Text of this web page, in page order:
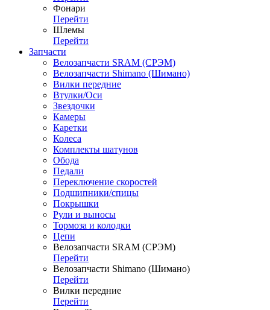
Фонари
Перейти
Шлемы
Перейти
Запчасти
Велозапчасти SRAM (СРЭМ)
Велозапчасти Shimano (Шимано)
Вилки передние
Втулки/Оси
Звездочки
Камеры
Каретки
Колеса
Комплекты шатунов
Обода
Педали
Переключение скоростей
Подшипники/спицы
Покрышки
Рули и выносы
Тормоза и колодки
Цепи
Велозапчасти SRAM (СРЭМ)
Перейти
Велозапчасти Shimano (Шимано)
Перейти
Вилки передние
Перейти